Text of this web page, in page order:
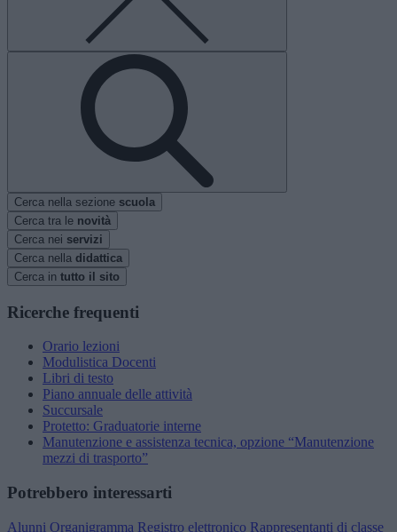
Cerca nella sezione scuola
Cerca tra le novità
Cerca nei servizi
Cerca nella didattica
Cerca in tutto il sito
Ricerche frequenti
Orario lezioni
Modulistica Docenti
Libri di testo
Piano annuale delle attività
Succursale
Protetto: Graduatorie interne
Manutenzione e assistenza tecnica, opzione “Manutenzione
mezzi di trasporto”
Potrebbero interessarti
Alunni Organigramma Registro elettronico Rappresentanti di classe